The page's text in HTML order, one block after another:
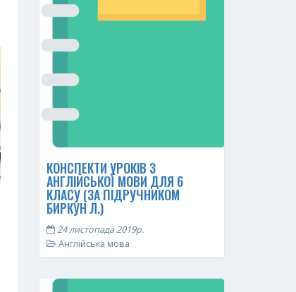
КОНСПЕКТИ УРОКІВ З
АНГЛІЙСЬКОЇ МОВИ ДЛЯ 6
КЛАСУ (ЗА ПІДРУЧНИКОМ
БИРКУН Л.)
24 листопада 2019р.
Англійська мова